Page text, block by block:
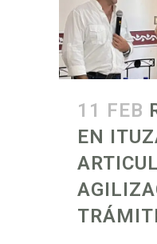
11 FEB
EN